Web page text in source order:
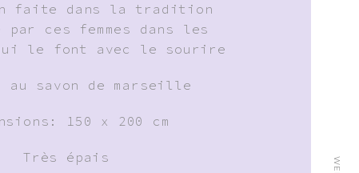
faite dans la tradition
par ces femmes dans les
qui le font avec le sourire
au savon de marseille
150 x 200 cm
Très épais